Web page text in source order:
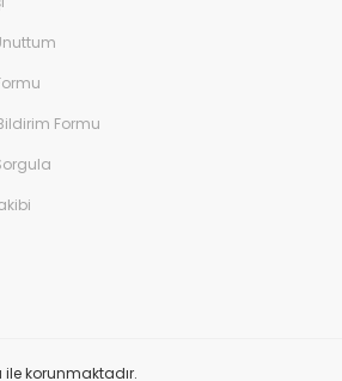
Formu
ile korunmaktadır.